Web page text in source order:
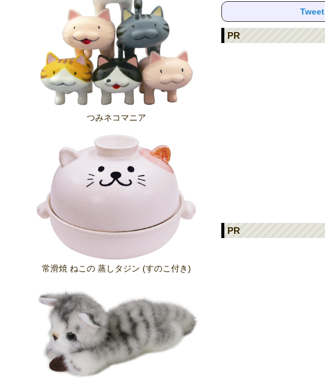
Tweet
PR
PR
つみネコマニア
常滑焼 ねこの 蒸しタジン (すのこ付き)